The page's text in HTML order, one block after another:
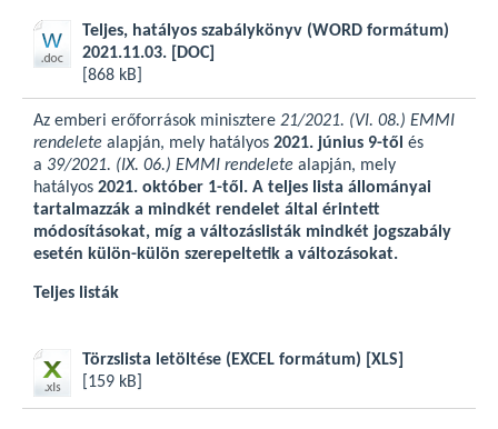
Teljes, hatályos szabálykönyv (WORD formátum)
2021.11.03.
[DOC]
[868 kB]
Az emberi erőforrások minisztere 21/2021. (VI. 08.) EMMI
rendelete alapján, mely hatályos 2021. június 9-től és
a 39/2021. (IX. 06.) EMMI rendelete alapján, mely
hatályos 2021. október 1-től. A teljes lista állományai
tartalmazzák a mindkét rendelet által érintett
módosításokat, míg a változáslisták mindkét jogszabály
esetén külön-külön szerepeltetik a változásokat.
Teljes listák
Törzslista letöltése (EXCEL formátum)
[XLS]
[159 kB]